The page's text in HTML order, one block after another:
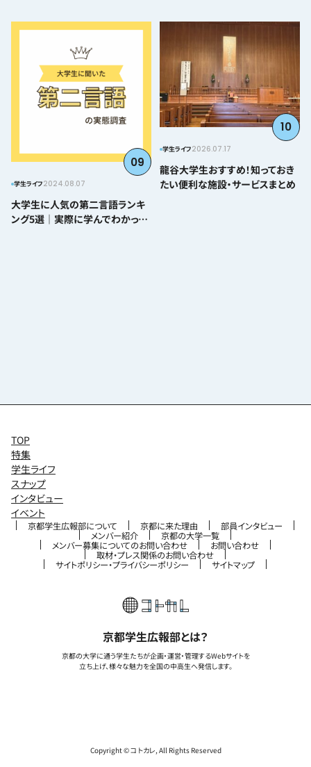
09
学生ライフ2024.08.07
大学生に人気の第二言語ランキ
ング5選｜実際に学んでわかった
10
学生ライフ2026.07.17
龍谷大学生おすすめ！知っておき
たい便利な施設・サービスまとめ
京都学生広報部とは？
京都の大学に通う学生たちが企画・運営・管理するWebサイトを
立ち上げ、様々な魅力を全国の中高生へ発信します。
TOP
特集
学生ライフ
スナップ
インタビュー
イベント
京都学生広報部について 京都に来た理由 部員インタビュー
メンバー紹介 京都の大学一覧
メンバー募集についてのお問い合わせ お問い合わせ
取材・プレス関係のお問い合わせ
サイトポリシー・プライバシーポリシー サイトマップ
Copyright © コトカレ, All Rights Reserved